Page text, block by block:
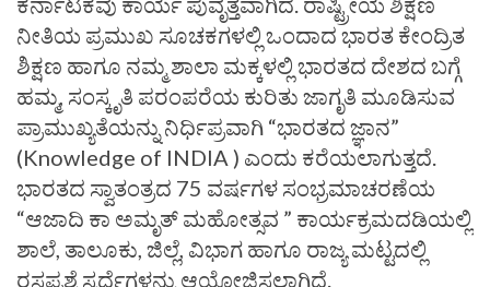
ನೀತಿಯ ಪ್ರಮುಖ ಸೂಚಕಗಳಲ್ಲಿ ಒಂದಾದ ಭಾರತ ಕೇಂದ್ರಿತ
ಶಿಕ್ಷಣ ಹಾಗೂ ನಮ್ಮ ಶಾಲಾ ಮಕ್ಕಳಲ್ಲಿ ಭಾರತದ ದೇಶದ ಬಗ್ಗೆ
ಹಮ್ಮ, ಸಂಸ್ಕೃತಿ ಪರಂಪರೆಯ ಕುರಿತು ಜಾಗೃತಿ ಮೂಡಿಸುವ
ಪ್ರಾಮುಖ್ಯತೆಯನ್ನು ನಿರ್ಧಿಪ್ರವಾಗಿ “ಭಾರತದ ಜ್ಞಾನ”
(Knowledge of INDIA ) ಎಂದು ಕರೆಯಲಾಗುತ್ತದೆ.
ಭಾರತದ ಸ್ವಾತಂತ್ರದ 75 ವರ್ಷಗಳ ಸಂಭ್ರಮಾಚರಣೆಯ
“ಆಜಾದಿ ಕಾ ಅಮೃತ್ ಮಹೋತ್ಸವ ” ಕಾರ್ಯಕ್ರಮದಡಿಯಲ್ಲಿ
ಶಾಲೆ, ತಾಲೂಕು, ಜಿಲ್ಲೆ, ವಿಭಾಗ ಹಾಗೂ ರಾಜ್ಯ ಮಟ್ಟದಲ್ಲಿ
ರಸಪ್ರಶ್ನೆ ಸ್ಪರ್ಧೆಗಳನ್ನು ಆಯೋಜಿಸಲಾಗಿದೆ.